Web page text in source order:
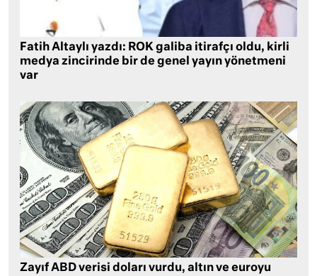
Fatih Altaylı yazdı: ROK galiba itirafçı oldu, kirli
medya zincirinde bir de genel yayın yönetmeni
var
Zayıf ABD verisi doları vurdu, altın ve euroyu